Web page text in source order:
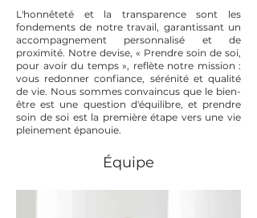
L'honnêteté et la transparence sont les
fondements de notre travail, garantissant un
accompagnement personnalisé et de
proximité. Notre devise, « Prendre soin de soi,
pour avoir du temps », reflète notre mission :
vous redonner confiance, sérénité et qualité
de vie. Nous sommes convaincus que le bien-
être est une question d'équilibre, et prendre
soin de soi est la première étape vers une vie
pleinement épanouie.
Équipe